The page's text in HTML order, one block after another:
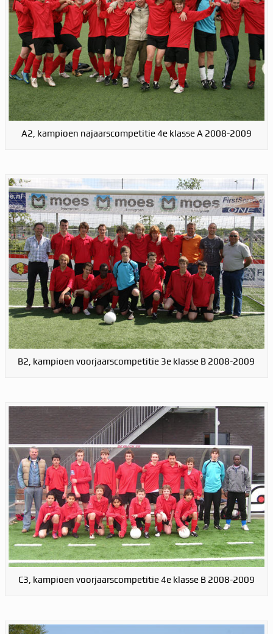
A2, kampioen najaarscompetitie 4e klasse A 2008-2009
B2, kampioen voorjaarscompetitie 3e klasse B 2008-2009
C3, kampioen voorjaarscompetitie 4e klasse B 2008-2009